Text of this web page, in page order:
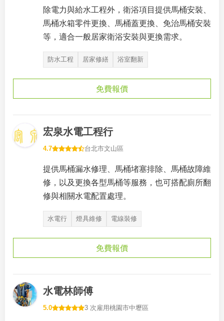
除電力與給水工程外，衛浴項目提供馬桶安裝、
馬桶水箱零件更換、馬桶蓋更換、免治馬桶安裝
等，適合一般居家衛浴安裝與更換需求。
防水工程 居家修繕 浴室翻新
免費報價
宏泉水電工程行
4.7 台北市文山區
提供馬桶漏水修理、馬桶堵塞排除、馬桶故障維
修，以及更換各型馬桶等服務，也可搭配廁所翻
修與相關水電配置處理。
水電行 燈具維修 電線裝修
免費報價
水電林師傅
5.0 3 次雇用桃園市中壢區